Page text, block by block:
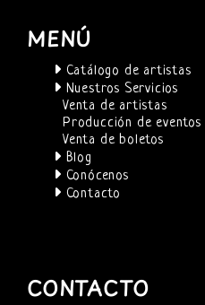
MENÚ
Catálogo de artistas
Nuestros Servicios
Venta de artistas
Producción de eventos
Venta de boletos
Blog
Conócenos
Contacto
CONTACTO